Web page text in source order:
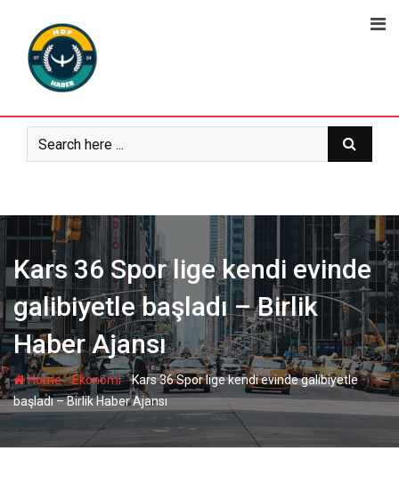
content
Kars 36 Spor lige kendi evinde
galibiyetle başladı – Birlik
Haber Ajansı
Home-Ekonomi-Kars 36 Spor lige kendi evinde galibiyetle
başladı – Birlik Haber Ajansı